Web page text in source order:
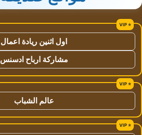
اول اثنين ريادة اعمال
مشاركة ارباح ادسنس
عالم الشباب